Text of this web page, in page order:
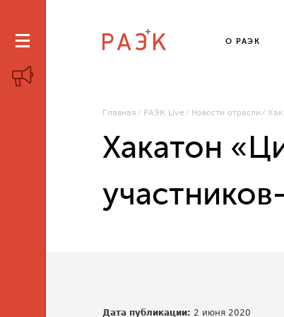
О РАЭК
Главная РАЭК Live Новости отрасли
Хакатон
Дата публикации: 2 июня 2020